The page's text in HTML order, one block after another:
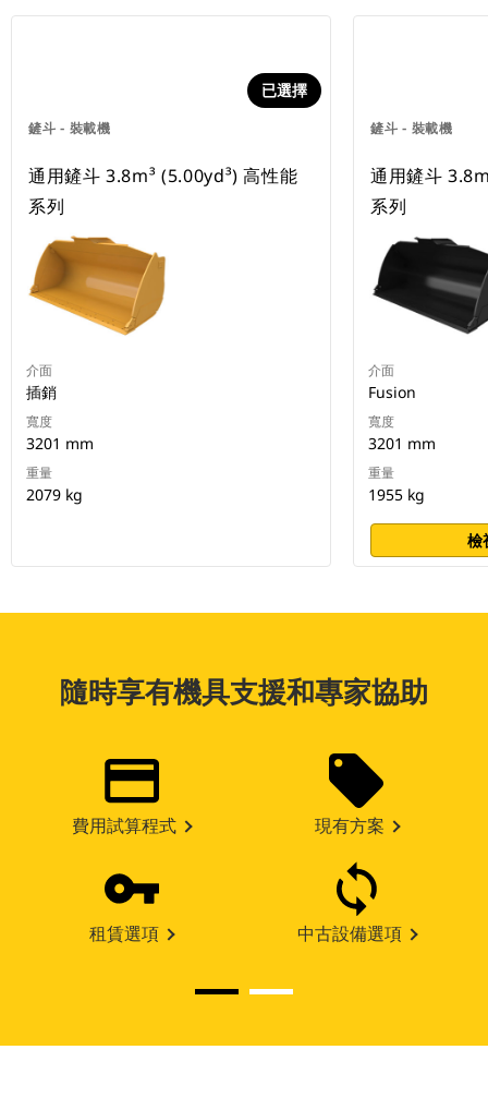
鏟斗 - 裝載機
已選擇
通用鏟斗 3.8m³ (5.00yd³) 高性能
系列
介面
插銷
寬度
3201 mm
重量
2079 kg
鏟斗 - 裝載機
通用鏟斗
系列
介面
Fusion
寬度
3201 mm
重量
1955 kg
檢
隨時享有機具支援和專家協助
費用試算程式 現有方案
租賃選項 中古設備選項